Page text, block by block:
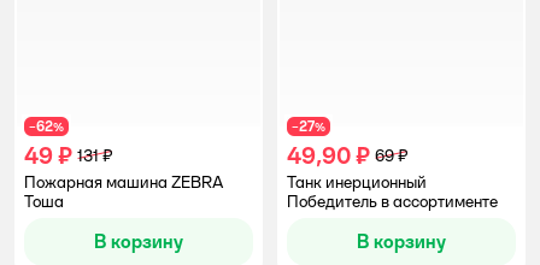
−62%
49 ₽ 131 ₽
Пожарная машина ZEBRA
Тоша
В корзину
−27%
49,90 ₽ 69 ₽
Танк инерционный
Победитель в ассортименте
В корзину